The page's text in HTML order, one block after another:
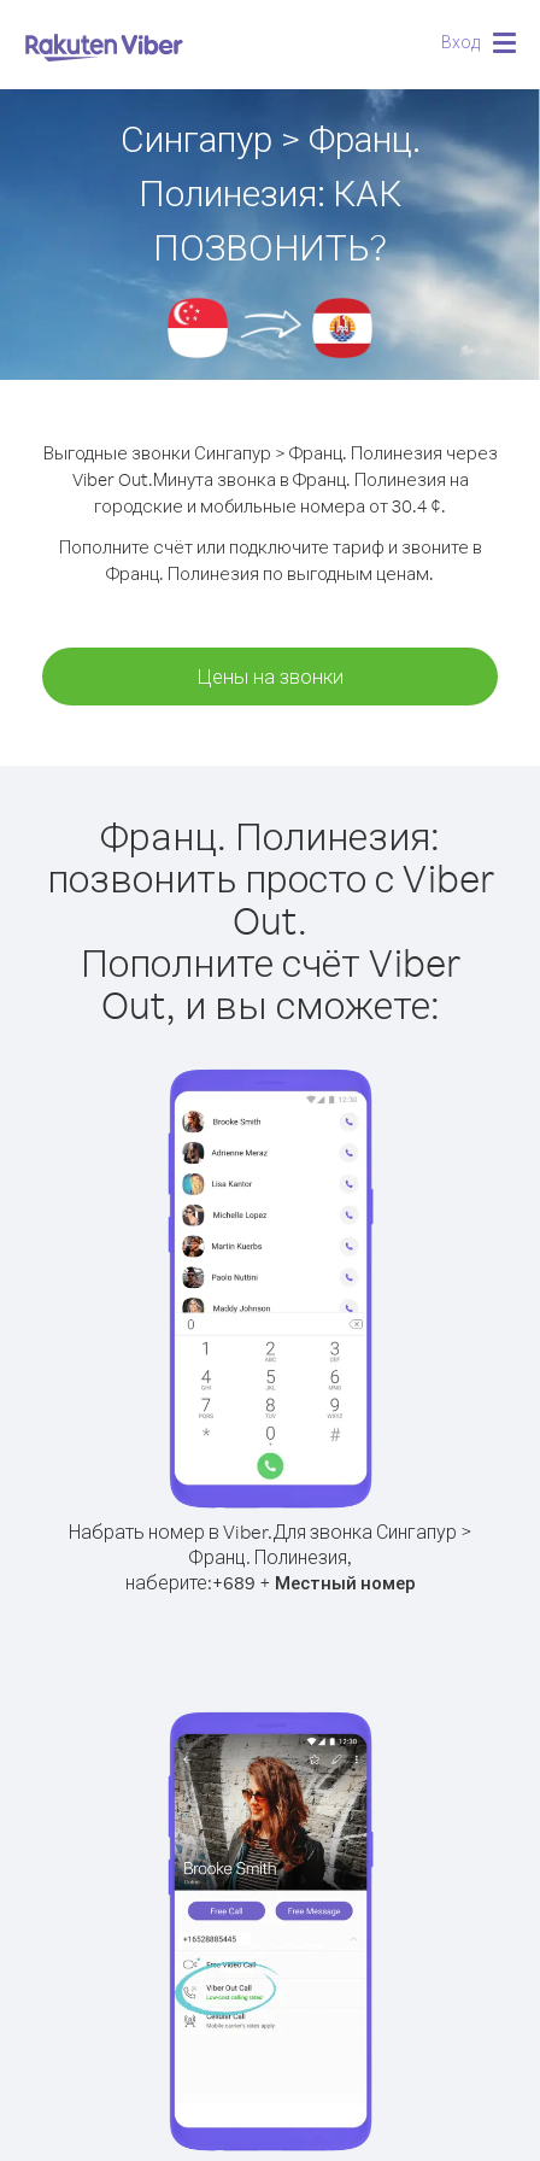
Вход
Сингапур > Франц.
Полинезия: КАК
ПОЗВОНИТЬ?
Выгодные звонки Сингапур > Франц. Полинезия через
Viber Out.Минута звонка в Франц. Полинезия на
городские и мобильные номера от 30.4 ¢.
Пополните счёт или подключите тариф и звоните в
Франц. Полинезия по выгодным ценам.
Цены на звонки
Франц. Полинезия:
позвонить просто с Viber
Out.
Пополните счёт Viber
Out, и вы сможете:
Набрать номер в Viber.Для звонка Сингапур >
Франц. Полинезия,
наберите:+689 + Местный номер